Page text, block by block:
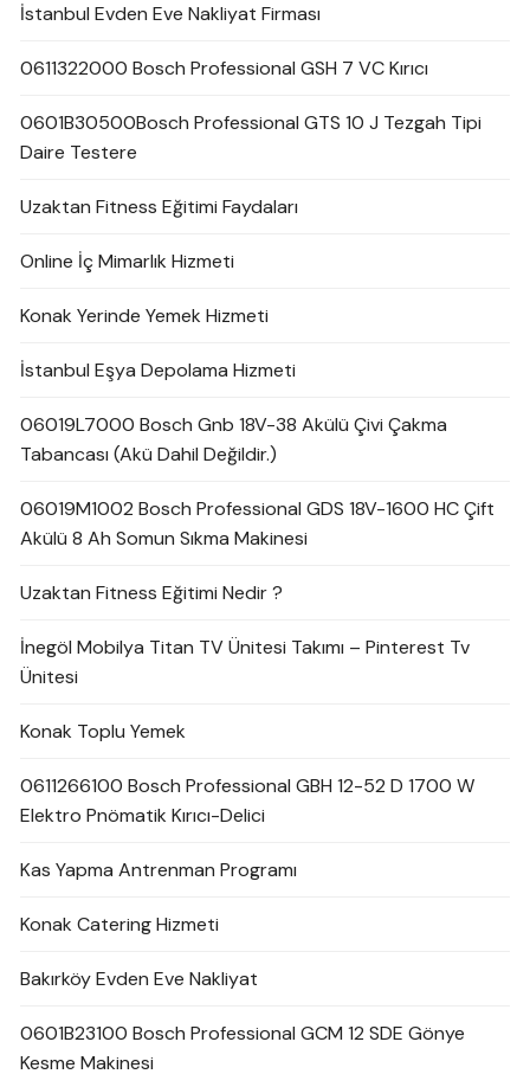
İstanbul Evden Eve Nakliyat Firması
0611322000 Bosch Professional GSH 7 VC Kırıcı
0601B30500Bosch Professional GTS 10 J Tezgah Tipi
Daire Testere
Uzaktan Fitness Eğitimi Faydaları
Online İç Mimarlık Hizmeti
Konak Yerinde Yemek Hizmeti
İstanbul Eşya Depolama Hizmeti
06019L7000 Bosch Gnb 18V-38 Akülü Çivi Çakma
Tabancası (Akü Dahil Değildir.)
06019M1002 Bosch Professional GDS 18V-1600 HC Çift
Akülü 8 Ah Somun Sıkma Makinesi
Uzaktan Fitness Eğitimi Nedir ?
İnegöl Mobilya Titan TV Ünitesi Takımı – Pinterest Tv
Ünitesi
Konak Toplu Yemek
0611266100 Bosch Professional GBH 12-52 D 1700 W
Elektro Pnömatik Kırıcı-Delici
Kas Yapma Antrenman Programı
Konak Catering Hizmeti
Bakırköy Evden Eve Nakliyat
0601B23100 Bosch Professional GCM 12 SDE Gönye
Kesme Makinesi